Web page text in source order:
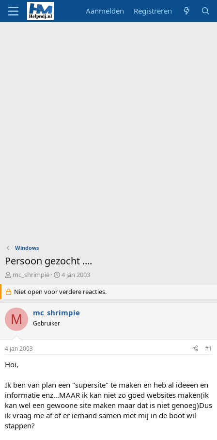
Aanmelden Registreren
Windows
Persoon gezocht ....
O
d
e
r
w
e
s
t
a
t
e
r
mc_shrimpie
S
a
r
d
m
4 jan 2003
Niet open voor verdere reacties.
M mc_shrimpie
Gebruiker
4 jan 2003 #1
Hoi,
Ik ben van plan een "supersite" te maken en heb al ideeen en
informatie enz...MAAR ik kan niet zo goed websites maken(ik
kan wel een gewoone site maken maar dat is niet genoeg)Dus
ik vraag me af of er iemand samen met mij in de boot wil
stappen?